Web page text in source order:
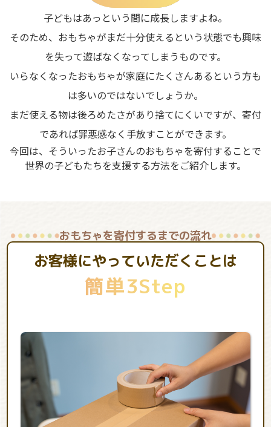
子どもはあっという間に成長しますよね。
そのため、おもちゃがまだ十分使えるという状態でも興味
を失って遊ばなくなってしまうものです。
いらなくなったおもちゃが家庭にたくさんあるという方も
は多いのではないでしょうか。
まだ使える物は後ろめたさがあり捨てにくいですが、寄付
であれば罪悪感なく手放すことができます。
今回は、そういったお子さんのおもちゃを寄付することで
世界の子どもたちを支援する方法をご紹介します。
おもちゃを寄付するまでの流れ
お客様にやっていただくことは
簡単3Step